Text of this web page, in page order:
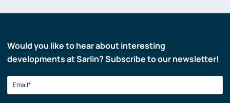
Would you like to hear about interesting
developments at Sarlin? Subscribe to our newsletter!